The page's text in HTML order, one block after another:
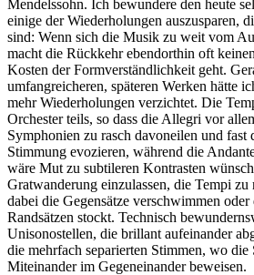
Mendelssohn. Ich bewundere den heute
einige der Wiederholungen auszusparen,
sind: Wenn sich die Musik zu weit vom
macht die Rückkehr ebendorthin oft
Kosten der Formverständlichkeit geht.
umfangreicheren, späteren Werken hätte
mehr Wiederholungen verzichtet. Die
Orchester teils, so dass die Allegri vor
Symphonien zu rasch davoneilen und
Stimmung evozieren, während die
wäre Mut zu subtileren Kontrasten
Gratwanderung einzulassen, die Tempi zu
dabei die Gegensätze verschwimmen
Randsätzen stockt. Technisch
Unisonostellen, die brillant aufeinander
die mehrfach separierten Stimmen, wo
Miteinander im Gegeneinander beweisen.